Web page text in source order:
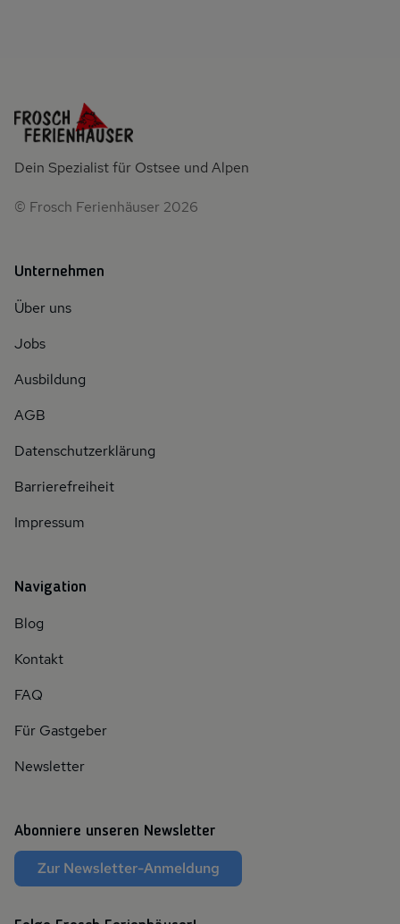
Dein Spezialist für Ostsee und Alpen
© Frosch Ferienhäuser 2026
Unternehmen
Über uns
Jobs
Ausbildung
AGB
Datenschutzerklärung
Barrierefreiheit
Impressum
Navigation
Blog
Kontakt
FAQ
Für Gastgeber
Newsletter
Abonniere unseren Newsletter
Zur Newsletter-Anmeldung